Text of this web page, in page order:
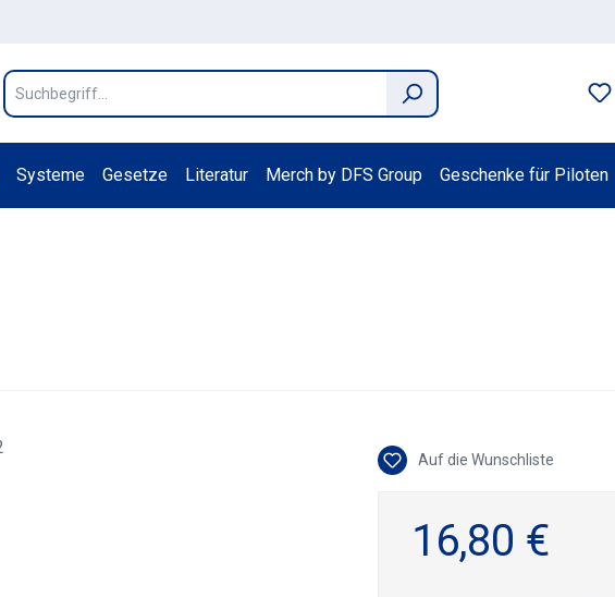
Systeme Gesetze Literatur Merch by DFS Group Geschenke für Piloten
Auf die Wunschliste
16,80 €